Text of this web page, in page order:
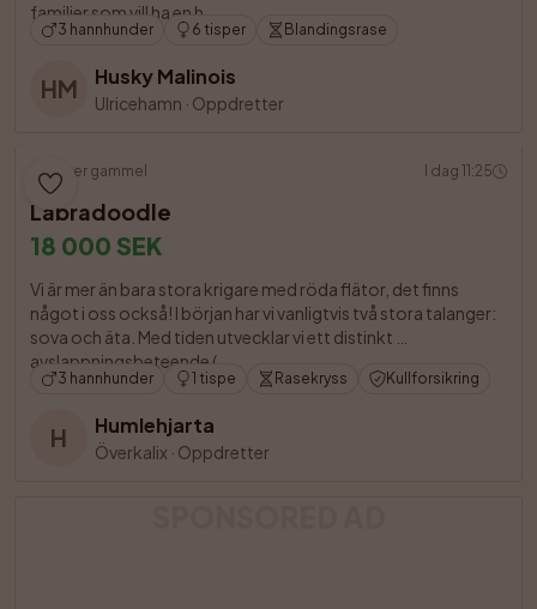
familjer som vill ha en h
3 hannhunder 6 tisper Blandingsrase
HM Husky Malinois
Ulricehamn · Oppdretter
9 uker gammel I dag 11:25
Labradoodle
18 000 SEK
Vi är mer än bara stora krigare med röda flätor, det finns
något i oss också! I början har vi vanligtvis två stora talanger:
sova och äta. Med tiden utvecklar vi ett distinkt
avslappningsbeteende (
3 hannhunder 1 tispe Rasekryss Kullforsikring
H Humlehjarta
Överkalix · Oppdretter